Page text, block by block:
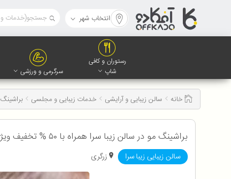
انتخاب شهر
رستوران و کافی
شاپ
سرگرمی و ورزشی
خانه سالن زیبایی و آرایشی خدمات زیبایی و مجلسی براشینگ
براشینگ مو در سالن زیبا سرا همراه با ۵۰ % تخفیف ویژه کاربران آفکادو
سالن زیبایی زیبا سرا زرگری